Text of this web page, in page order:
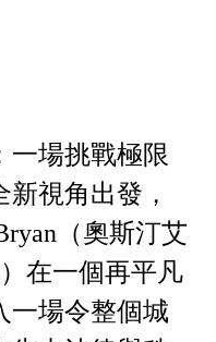
一場挑戰極限
視角出發，
（奧斯汀艾
在一個再平凡
一場令整個城